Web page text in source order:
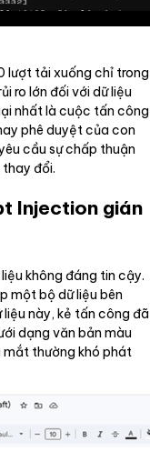
lượt tải xuống chỉ trong
ro lớn đối với dữ liệu
nhất là cuộc tấn công
phê duyệt của con
cầu sự chấp thuận
đổi.
Injection gián
không đáng tin cậy.
một bộ dữ liệu bên
này, kẻ tấn công đã
dạng văn bản màu
thường khó phát